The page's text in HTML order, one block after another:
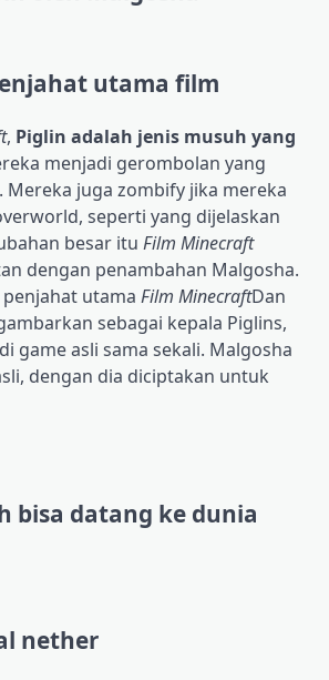
utama film
, Piglin adalah jenis musuh yang
menjadi gerombolan yang
Mereka juga zombify jika mereka
seperti yang dijelaskan
besar itu Film Minecraft
dengan penambahan Malgosha.
utama Film MinecraftDan
sebagai kepala Piglins,
game asli sama sekali. Malgosha
dengan dia diciptakan untuk
bisa datang ke dunia
nether